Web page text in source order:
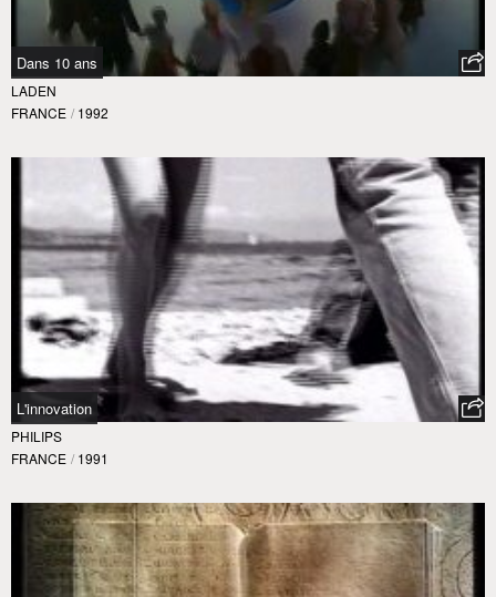
Dans 10 ans
LADEN
FRANCE / 1992
L'innovation
PHILIPS
FRANCE / 1991